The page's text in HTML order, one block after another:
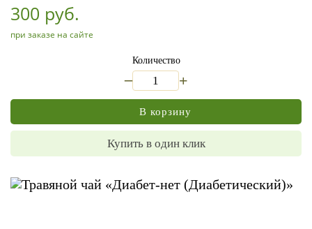
300 руб.
при заказе на сайте
Количество
+
В корзину
Купить в один клик